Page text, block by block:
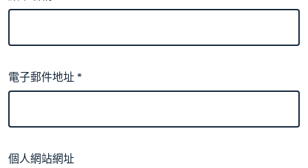
電子郵件地址*
個人網站網址